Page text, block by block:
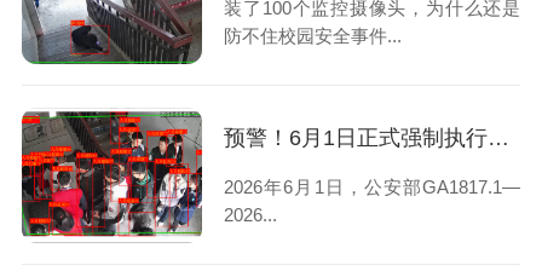
装了100个监控摄像头，为什么还是
防不住校园安全事件...
预警！6月1日正式强制执行｜西安校园安防再不整改将直接问责
2026年6月1日，公安部GA1817.1—
2026...